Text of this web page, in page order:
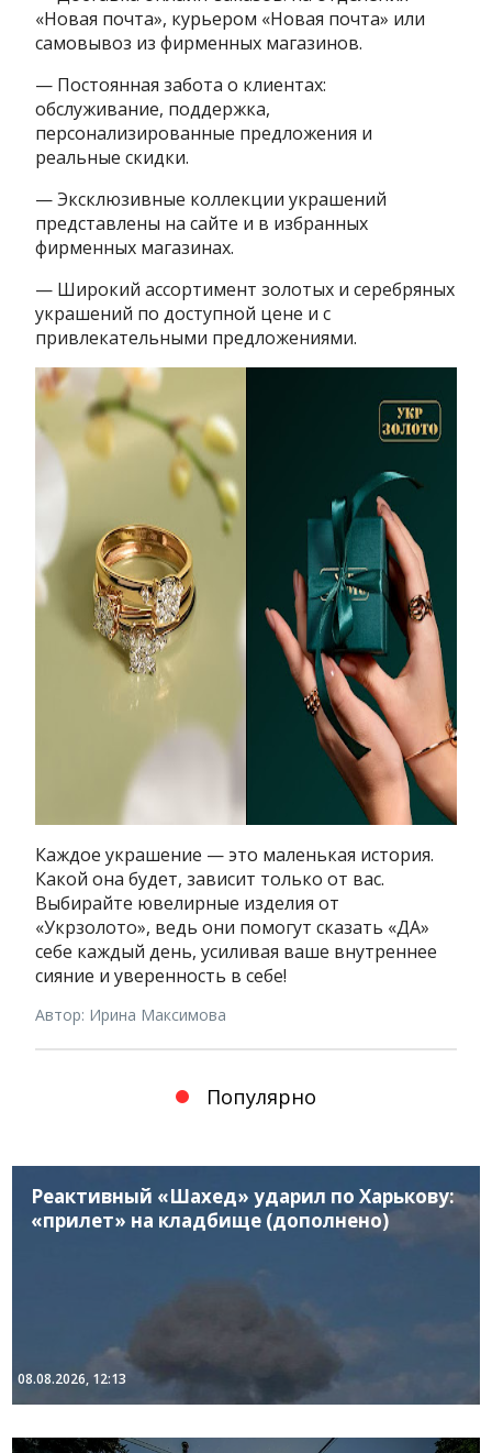
«Новая почта», курьером «Новая почта» или
самовывоз из фирменных магазинов.
— Постоянная забота о клиентах:
обслуживание, поддержка,
персонализированные предложения и
реальные скидки.
— Эксклюзивные коллекции украшений
представлены на сайте и в избранных
фирменных магазинах.
— Широкий ассортимент золотых и серебряных
украшений по доступной цене и с
привлекательными предложениями.
Каждое украшение — это маленькая история.
Какой она будет, зависит только от вас.
Выбирайте ювелирные изделия от
«Укрзолото», ведь они помогут сказать «ДА»
себе каждый день, усиливая ваше внутреннее
сияние и уверенность в себе!
Автор: Ирина Максимова
Популярно
Реактивный «Шахед» ударил по Харькову:
«прилет» на кладбище (дополнено)
08.08.2026, 12:13